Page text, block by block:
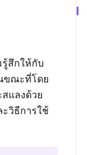
สึกให้กับ
ขณะที่โดย
แลงด้วย
วิธีการใช้